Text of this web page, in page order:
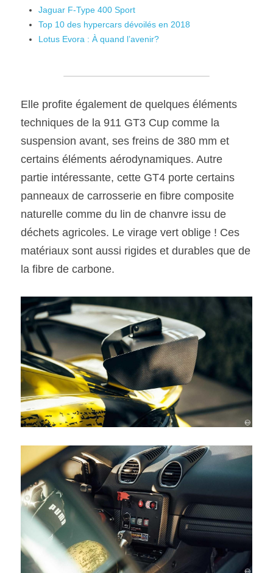
Jaguar F-Type 400 Sport
Top 10 des hypercars dévoilés en 2018
Lotus Evora : À quand l’avenir?
Elle profite également de quelques éléments
techniques de la 911 GT3 Cup comme la
suspension avant, ses freins de 380 mm et
certains éléments aérodynamiques. Autre
partie intéressante, cette GT4 porte certains
panneaux de carrosserie en fibre composite
naturelle comme du lin de chanvre issu de
déchets agricoles. Le virage vert oblige ! Ces
matériaux sont aussi rigides et durables que de
la fibre de carbone.